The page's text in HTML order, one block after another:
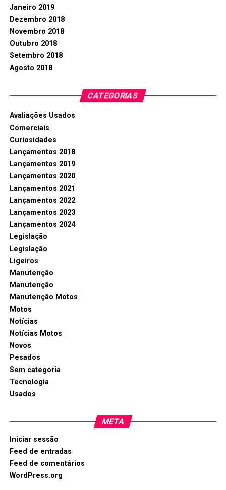
Janeiro 2019
Dezembro 2018
Novembro 2018
Outubro 2018
Setembro 2018
Agosto 2018
CATEGORIAS
Avaliações Usados
Comerciais
Curiosidades
Lançamentos 2018
Lançamentos 2019
Lançamentos 2020
Lançamentos 2021
Lançamentos 2022
Lançamentos 2023
Lançamentos 2024
Legislação
Legislação
Ligeiros
Manutenção
Manutenção
Manutenção Motos
Motos
Notícias
Notícias Motos
Novos
Pesados
Sem categoria
Tecnologia
Usados
META
Iniciar sessão
Feed de entradas
Feed de comentários
WordPress.org